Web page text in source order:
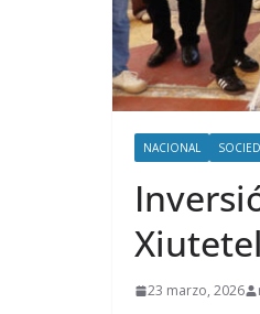
NACIONAL
23 marzo, 2026